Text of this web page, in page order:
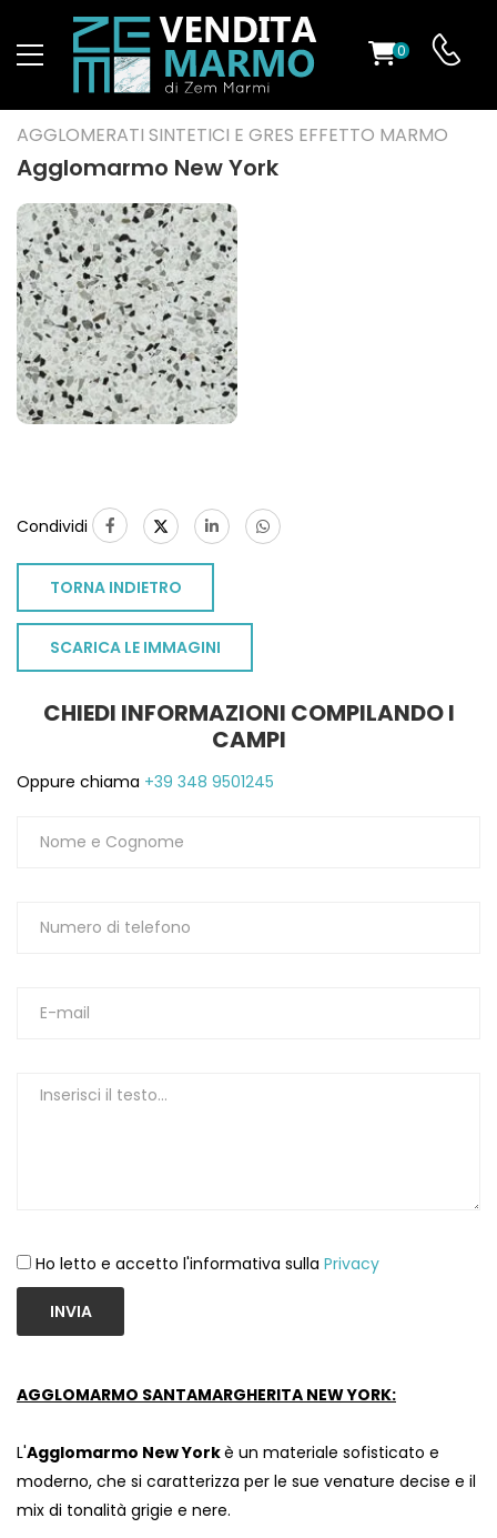
0
AGGLOMERATI SINTETICI E GRES EFFETTO MARMO
Agglomarmo New York
Condividi
TORNA INDIETRO
SCARICA LE IMMAGINI
CHIEDI INFORMAZIONI COMPILANDO I
CAMPI
Oppure chiama +39 348 9501245
Ho letto e accetto l'informativa sulla Privacy
INVIA
AGGLOMARMO SANTAMARGHERITA NEW YORK:
L'Agglomarmo New Yorkè un materiale sofisticato e
moderno, che si caratterizza per le sue venature decise e il
mix di tonalità grigie e nere.